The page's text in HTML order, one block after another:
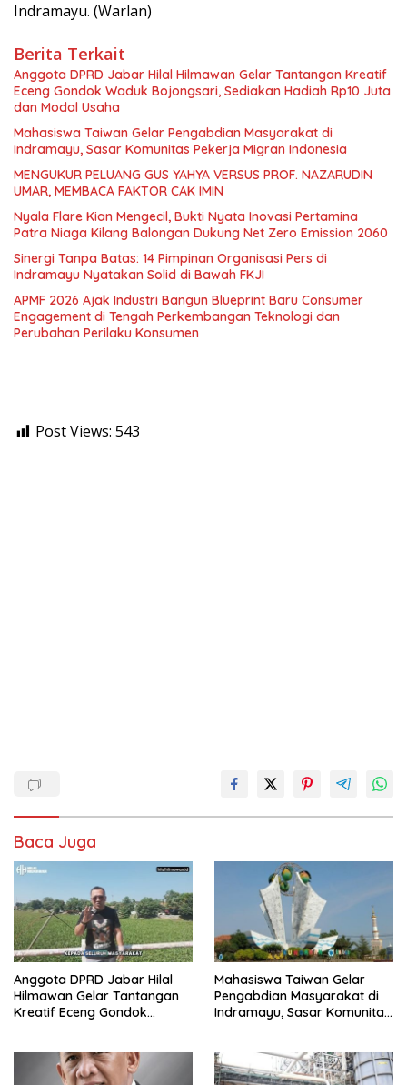
Indramayu. (Warlan)
Berita Terkait
Anggota DPRD Jabar Hilal Hilmawan Gelar Tantangan Kreatif
Eceng Gondok Waduk Bojongsari, Sediakan Hadiah Rp10 Juta
dan Modal Usaha
Mahasiswa Taiwan Gelar Pengabdian Masyarakat di
Indramayu, Sasar Komunitas Pekerja Migran Indonesia
MENGUKUR PELUANG GUS YAHYA VERSUS PROF. NAZARUDIN
UMAR, MEMBACA FAKTOR CAK IMIN
Nyala Flare Kian Mengecil, Bukti Nyata Inovasi Pertamina
Patra Niaga Kilang Balongan Dukung Net Zero Emission 2060
Sinergi Tanpa Batas: 14 Pimpinan Organisasi Pers di
Indramayu Nyatakan Solid di Bawah FKJI
APMF 2026 Ajak Industri Bangun Blueprint Baru Consumer
Engagement di Tengah Perkembangan Teknologi dan
Perubahan Perilaku Konsumen
Post Views: 543
Baca Juga
Anggota DPRD Jabar Hilal
Hilmawan Gelar Tantangan
Kreatif Eceng Gondok
Mahasiswa Taiwan Gelar
Pengabdian Masyarakat di
Indramayu, Sasar Komunitas